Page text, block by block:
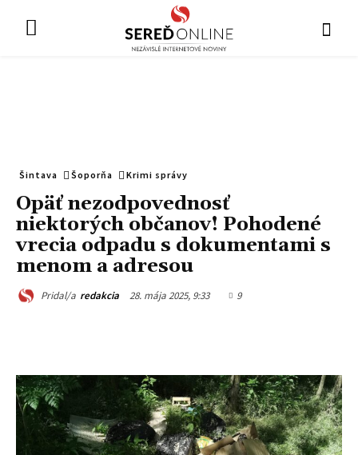
Šintava Šoporňa Krimi správy
Opäť nezodpovednosť
niektorých občanov! Pohodené
vrecia odpadu s dokumentami s
menom a adresou
Pridal/a redakcia 28. mája 2025, 9:33 9